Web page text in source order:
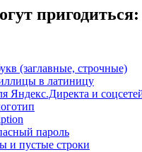
пригодиться:
(заглавные, строчные)
в латиницу
Яндекс.Директа и
пароль
и пустые строки